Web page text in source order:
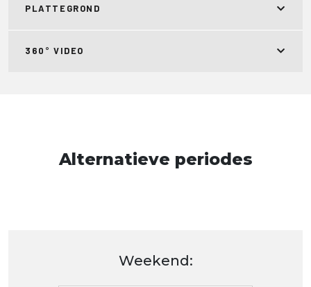
PLATTEGROND
360° VIDEO
Alternatieve periodes
Weekend: